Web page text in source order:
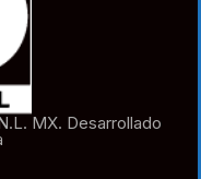
MX. Desarrollado